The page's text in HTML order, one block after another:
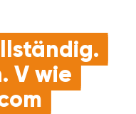
V wie